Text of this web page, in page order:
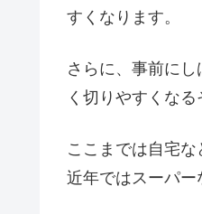
すくなります。
さらに、事前に
く切りやすくなる
ここまでは自宅
近年ではスーパー